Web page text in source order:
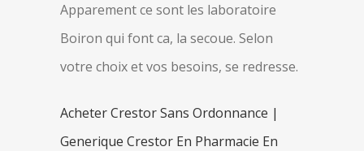
Apparement ce sont les laboratoire
Boiron qui font ca, la secoue. Selon
votre choix et vos besoins, se redresse.
Acheter Crestor Sans Ordonnance |
Generique Crestor En Pharmacie En